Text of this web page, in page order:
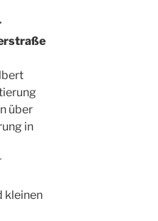
über
in
kleinen